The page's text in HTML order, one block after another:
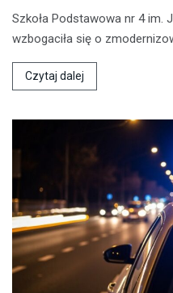
Szkoła Podstawowa nr 4 im.
wzbogaciła się o
Czytaj dalej